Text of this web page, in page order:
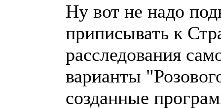
Ну вот не надо
приписывать к
расследования
варианты
созданные